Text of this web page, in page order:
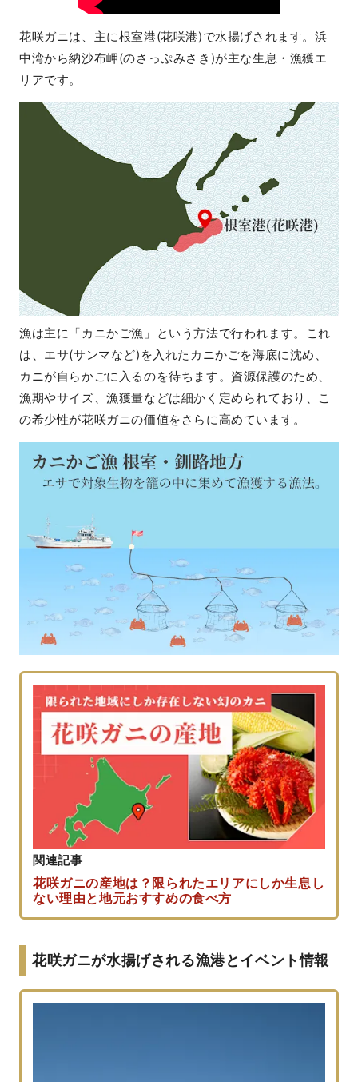
花咲ガニは、主に根室港(花咲港)で水揚げされます。浜
中湾から納沙布岬(のさっぷみさき)が主な生息・漁獲エ
リアです。
漁は主に「カニかご漁」という方法で行われます。これ
は、エサ(サンマなど)を入れたカニかごを海底に沈め、
カニが自らかごに入るのを待ちます。資源保護のため、
漁期やサイズ、漁獲量などは細かく定められており、こ
の希少性が花咲ガニの価値をさらに高めています。
関連記事
花咲ガニの産地は？限られたエリアにしか生息し
ない理由と地元おすすめの食べ方
花咲ガニが水揚げされる漁港とイベント情報